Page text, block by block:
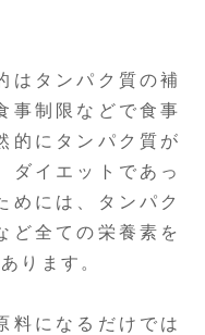
はタンパク質の補
事制限などで食事
的にタンパク質が
ダイエットであっ
めには、タンパク
ど全ての栄養素を
ります。
料になるだけでは